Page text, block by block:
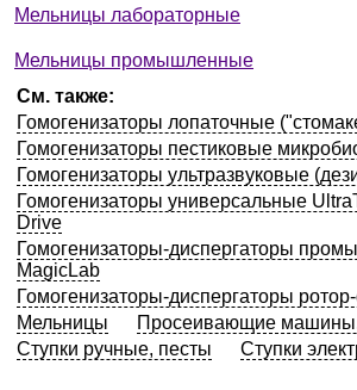
Войти
Сравнение
Екатеринбург
О компании
Новости
Мельницы лабораторные
Мельницы промышленные
См. также:
Гомогенизаторы лопаточные
Гомогенизаторы пестиковые
Гомогенизаторы ультразвуковые
Гомогенизаторы универсальные
Drive
Гомогенизаторы-диспергаторы
MagicLab
Гомогенизаторы-диспергаторы
Мельницы
Просеивающие машины,
Ступки ручные, песты
Ступки